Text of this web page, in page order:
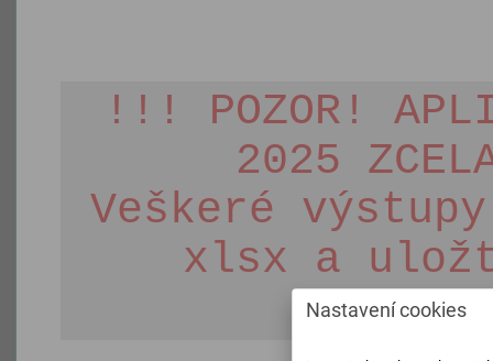
!!! POZOR!
2025
Veškeré
xlsx a
Nastavení cookies